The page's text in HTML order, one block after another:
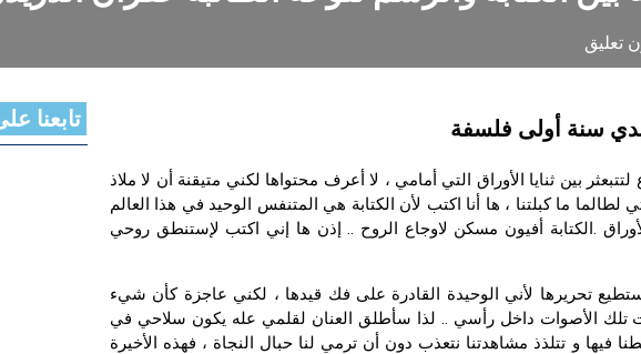
تعليق
سنة أولى فلسفة
بين ثنايا الأوراق التي أمامي ، لا أعرف محتواها لكني متيقنة أن لا ملاذ
ما كبلتنا ، ها أنا اكتب لأن الكتابة هي المتنفس الوحيد في هذا العالم
.الكتابة أفيون مسكن لاوجاع الروح .. إذن ها إني اكتب لإستنطق روحي
تحريرها لأني الوحيدة القادرة على فك قيدها ، لكني عاجزة كأن شيء
تلك الأصوات داخل رأسي .. لذا سأطلق العنان لقلمي عله يكون سلاحي في
فيها و تتلذذ مشاهدتنا نتعذب دون أن ترمي لنا حبال النجاة ، فهذه الأخيرة
تابعنا